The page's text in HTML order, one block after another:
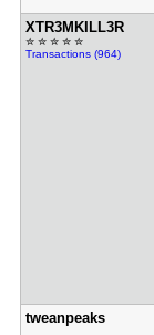
XTR3MKILL3​R
✮ ✮ ✮ ✮ ✮
Transactions (964)
tweanpeaks